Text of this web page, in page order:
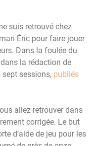
suis retrouvé chez
Éric pour faire jouer
Dans la foulée du
la rédaction de
sessions, publiés
allez retrouver dans
corrigée. Le but
d’aide de jeu pour les